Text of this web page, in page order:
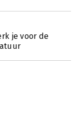
je voor de